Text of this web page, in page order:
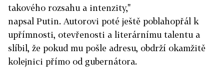
takového rozsahu a intenzity,"
napsal Putin. Autorovi poté ještě poblahopřál k
upřímnosti, otevřenosti a literárnímu talentu a
slíbil, že pokud mu pošle adresu, obdrží okamžitě
kolejnici přímo od gubernátora.